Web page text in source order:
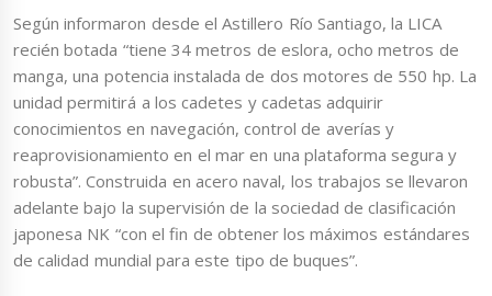
Según informaron desde el Astillero Río Santiago, la LICA
recién botada “tiene 34 metros de eslora, ocho metros de
manga, una potencia instalada de dos motores de 550 hp. La
unidad permitirá a los cadetes y cadetas adquirir
conocimientos en navegación, control de averías y
reaprovisionamiento en el mar en una plataforma segura y
robusta”. Construida en acero naval, los trabajos se llevaron
adelante bajo la supervisión de la sociedad de clasificación
japonesa NK “con el fin de obtener los máximos estándares
de calidad mundial para este tipo de buques”.